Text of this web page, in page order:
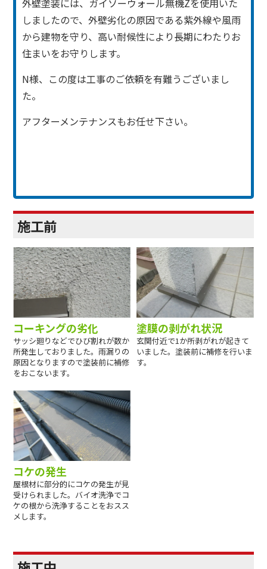
外壁塗装には、ガイソーウォール無機Zを使用いた
しましたので、外壁劣化の原因である紫外線や風雨
から建物を守り、高い耐候性により長期にわたりお
住まいをお守りします。
N様、この度は工事のご依頼を有難うございまし
た。
アフターメンテナンスもお任せ下さい。
施工前
コーキングの劣化
サッシ廻りなどでひび割れが数か
所発生しておりました。雨漏りの
原因となりますので塗装前に補修
をおこないます。
塗膜の剥がれ状況
玄関付近で1か所剥がれが起きて
いました。塗装前に補修を行いま
す。
コケの発生
屋根材に部分的にコケの発生が見
受けられました。バイオ洗浄でコ
ケの根から洗浄することをおスス
メします。